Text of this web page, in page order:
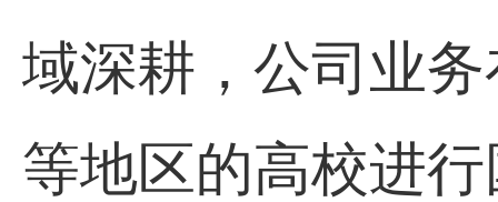
域深耕，公司业
等地区的高校进